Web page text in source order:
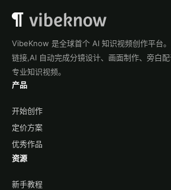
VibeKnow 是全球首个 AI 知识视频创作平台
链接,AI 自动完成分镜设计、画面制作、旁白
专业知识视频。
产品
开始创作
定价方案
优秀作品
资源
新手教程